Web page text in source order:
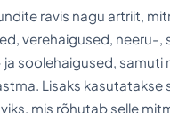
ravis nagu artriit,
verehaigused, neeru-,
soolehaigused, samuti
Lisaks kasutatakse
mis rõhutab selle